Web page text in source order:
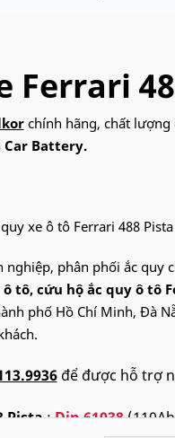
Ferrari
chính hãng, chất lượng
Car Battery.
xe ô tô Ferrari 488
phân phối ắc quy
tô, cứu hộ ắc quy ô tô
phố Hồ Chí Minh, Đà
để được hỗ trợ
Pista : Din 61038